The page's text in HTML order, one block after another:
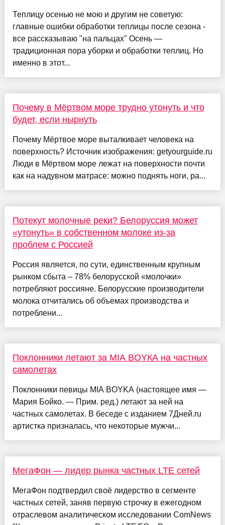
Теплицу осенью не мою и другим не советую:
главные ошибки обработки теплицы после сезона -
все рассказываю "на пальцах" Осень —
традиционная пора уборки и обработки теплиц. Но
именно в этот...
Почему в Мёртвом море трудно утонуть и что
будет, если нырнуть
Почему Мёртвое море выталкивает человека на
поверхность? Источник изображения: getyourguide.ru
Люди в Мёртвом море лежат на поверхности почти
как на надувном матрасе: можно поднять ноги, ра...
Потекут молочные реки? Белоруссия может
«утонуть» в собственном молоке из-за
проблем с Россией
Россия является, по сути, единственным крупным
рынком сбыта – 78% белорусской «молочки»
потребляют россияне. Белорусские производители
молока отчитались об объемах производства и
потреблени...
Поклонники летают за MIA BOYКА на частных
самолетах
Поклонники певицы MIA BOYKA (настоящее имя —
Мария Бойко. — Прим. ред.) летают за ней на
частных самолетах. В беседе с изданием 7Дней.ru
артистка призналась, что некоторые мужчи...
МегаФон — лидер рынка частных LTE сетей
МегаФон подтвердил своё лидерство в сегменте
частных сетей, заняв первую строчку в ежегодном
отраслевом аналитическом исследовании ComNews